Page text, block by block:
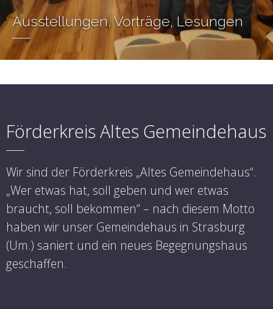
Ausstellungen, Vorträge, Lesungen
Förderkreis Altes Gemeindehaus
Wir sind der Förderkreis „Altes Gemeindehaus“.
„Wer etwas hat, soll geben und wer etwas
braucht, soll bekommen“ – nach diesem Motto
haben wir unser Gemeindehaus in Strasburg
(Um.) saniert und ein neues Begegnungshaus
geschaffen.